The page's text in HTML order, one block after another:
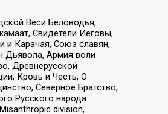
Веси Беловодья,
Свидетели Иеговы,
и Карачая, Союз славян,
Дьявола, Армия воли
Древнерусской
Кровь и Честь, О
Северное Братство,
Русского народа
division,